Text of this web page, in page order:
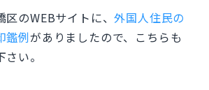
区のWEBサイトに、外国人住民の
鑑例がありましたので、こちらも
い。